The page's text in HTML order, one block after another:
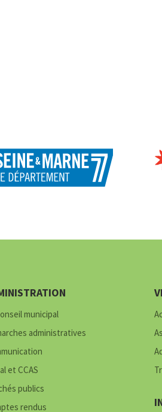
municipal
administratives
et CCAS
publics
rendus